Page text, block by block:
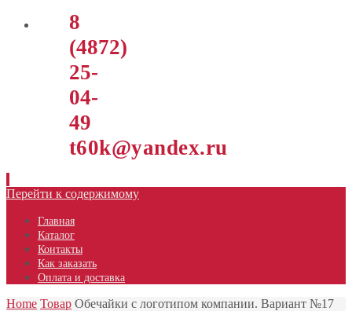
8
(4872)
25-
04-
49
t60k@yandex.ru
Перейти к содержимому
Главная
Каталог
Контакты
Как заказать
Оплата и доставка
Home Товар Обечайки с логотипом компании. Вариант №17